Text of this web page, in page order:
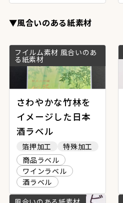
▼風合いのある紙素材
フイルム素材 風合いのあ
る紙素材
さわやかな竹林を
イメージした日本
酒ラベル
箔押加工
特殊加工
商品ラベル
ワインラベル
酒ラベル